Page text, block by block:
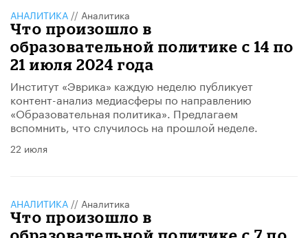
АНАЛИТИКА // Аналитика
Что произошло в
образовательной политике с 14 по
21 июля 2024 года
Институт «Эврика» каждую неделю публикует
контент-анализ медиасферы по направлению
«Образовательная политика». Предлагаем
вспомнить, что случилось на прошлой неделе.
22 июля
АНАЛИТИКА // Аналитика
Что произошло в